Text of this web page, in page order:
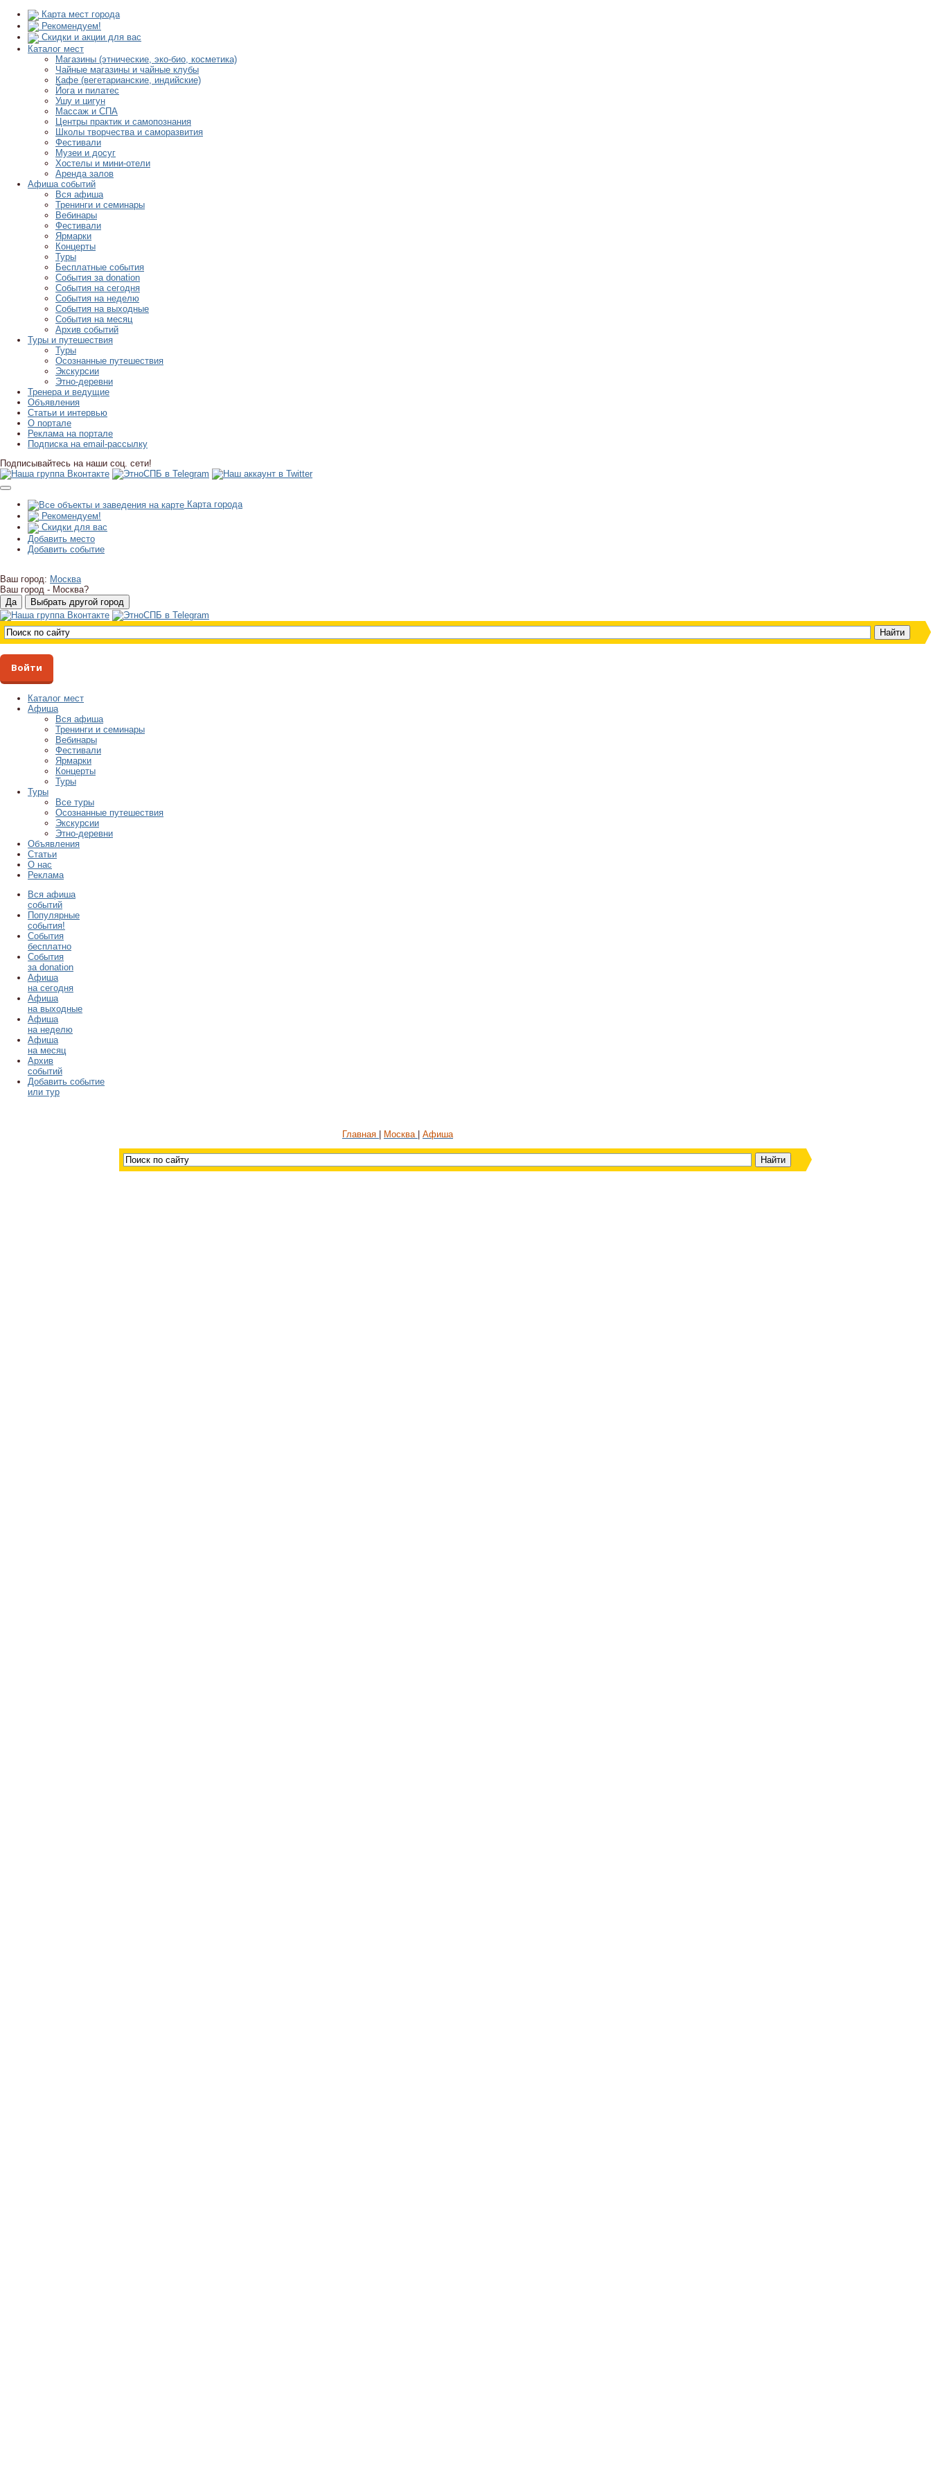
Карта мест города
Рекомендуем!
Скидки и акции для вас
Каталог мест
Магазины (этнические, эко-био, косметика)
Чайные магазины и чайные клубы
Кафе (вегетарианские, индийские)
Йога и пилатес
Ушу и цигун
Массаж и СПА
Центры практик и самопознания
Школы творчества и саморазвития
Фестивали
Музеи и досуг
Хостелы и мини-отели
Аренда залов
Афиша событий
Вся афиша
Тренинги и семинары
Вебинары
Фестивали
Ярмарки
Концерты
Туры
Бесплатные события
События за donation
События на сегодня
События на неделю
События на выходные
События на месяц
Архив событий
Туры и путешествия
Туры
Осознанные путешествия
Экскурсии
Этно-деревни
Тренера и ведущие
Объявления
Статьи и интервью
О портале
Реклама на портале
Подписка на email-рассылку
Подписывайтесь на наши соц. сети!
Карта города
Рекомендуем!
Скидки для вас
Добавить место
Добавить событие
Ваш город: Москва
Ваш город - Москва?
Войти
Каталог мест
Афиша
Вся афиша
Тренинги и семинары
Вебинары
Фестивали
Ярмарки
Концерты
Туры
Туры
Все туры
Осознанные путешествия
Экскурсии
Этно-деревни
Объявления
Статьи
О нас
Реклама
Вся афиша
событий
Популярные
события!
События
бесплатно
События
за donation
Афиша
на сегодня
Афиша
на выходные
Афиша
на неделю
Афиша
на месяц
Архив
событий
Добавить событие
или тур
Главная Москва Афиша